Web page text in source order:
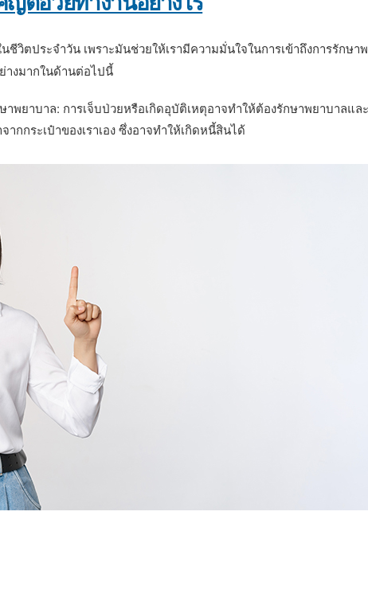
ชีวิตประจำวัน เพราะมันช่วยให้เรามีความมั่นใจในการเข้าถึงการรักษ
างมากในด้านต่อไปนี้
ยาบาล: การเจ็บป่วยหรือเกิดอุบัติเหตุอาจทำให้ต้องรักษาพยาบาลแ
กกระเป๋าของเราเอง ซึ่งอาจทำให้เกิดหนี้สินได้
งานอย่างไร